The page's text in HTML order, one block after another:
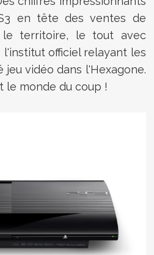
en tête des ventes de
le territoire, le tout avec
officiel relayant les
vidéo dans l'Hexagone.
le monde du coup !